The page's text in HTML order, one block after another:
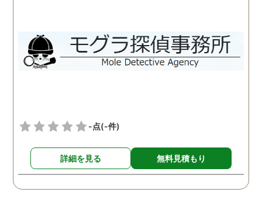
-点(-件)
詳細を見る 無料見積もり